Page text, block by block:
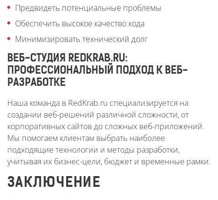
Предвидеть потенциальные проблемы
Обеспечить высокое качество кода
Минимизировать технический долг
ВЕБ-СТУДИЯ REDKRAB.RU:
ПРОФЕССИОНАЛЬНЫЙ ПОДХОД К ВЕБ-
РАЗРАБОТКЕ
Наша команда в RedKrab.ru специализируется на
создании веб-решений различной сложности, от
корпоративных сайтов до сложных веб-приложений.
Мы помогаем клиентам выбрать наиболее
подходящие технологии и методы разработки,
учитывая их бизнес-цели, бюджет и временные рамки.
ЗАКЛЮЧЕНИЕ